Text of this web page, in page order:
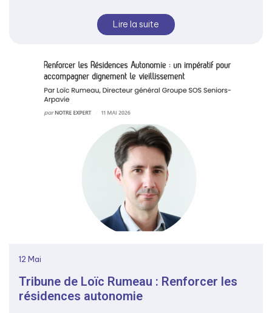
Lire la suite
12 Mai
Tribune de Loïc Rumeau : Renforcer les
résidences autonomie